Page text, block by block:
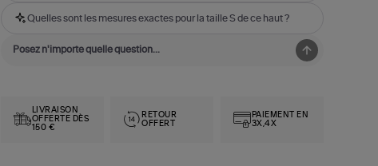
Quelles sont les mesures exactes pour la taille S de ce haut ?
LIVRAISON
OFFERTE DÈS
150 €
RETOUR
OFFERT
PAIEMENT EN
3X,4X